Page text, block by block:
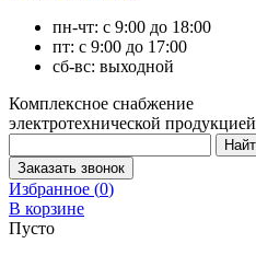
пн-чт: с 9:00 до 18:00
пт: с 9:00 до 17:00
сб-вс: выходной
Комплексное снабжение
электротехнической продукцией
Избранное (0)
В корзине
Пусто